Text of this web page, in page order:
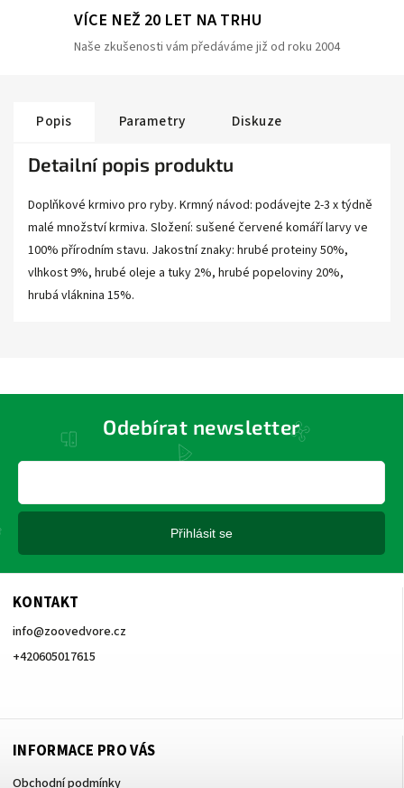
VÍCE NEŽ 20 LET NA TRHU
Naše zkušenosti vám předáváme již od roku 2004
Popis Parametry Diskuze
Detailní popis produktu
Doplňkové krmivo pro ryby. Krmný návod: podávejte 2-3 x týdně
malé množství krmiva. Složení: sušené červené komáří larvy ve
100% přírodním stavu. Jakostní znaky: hrubé proteiny 50%,
vlhkost 9%, hrubé oleje a tuky 2%, hrubé popeloviny 20%,
hrubá vláknina 15%.
KONTAKT
info@zoovedvore.cz
+420605017615
INFORMACE PRO VÁS
Obchodní podmínky
Odebírat newsletter
Přihlásit se